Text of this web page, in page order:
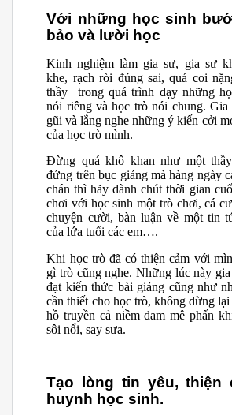
Với những học sinh
bảo và lười học
Kinh nghiệm làm gia sư, gia sư
khe, rạch ròi đúng sai, quá coi
thầy trong quá trình dạy những
nói riêng và học trò nói chung. Gia
gũi và lắng nghe những ý kiến cởi
của học trò mình.
Đừng quá khô khan như một
đứng trên bục giảng mà hàng ngày
chán thì hãy dành chút thời gian
chơi với học sinh một trò chơi, cá
chuyện cười, bàn luận về một tin
của lứa tuổi các em….
Khi học trò đã có thiện cảm với
gì trò cũng nghe. Những lúc này
đạt kiến thức bài giảng cũng như
cần thiết cho học trò, không dừng
hồ truyền cả niềm đam mê phấn
sôi nổi, say sưa.
Tạo lòng tin yêu, thiện
huynh học sinh.